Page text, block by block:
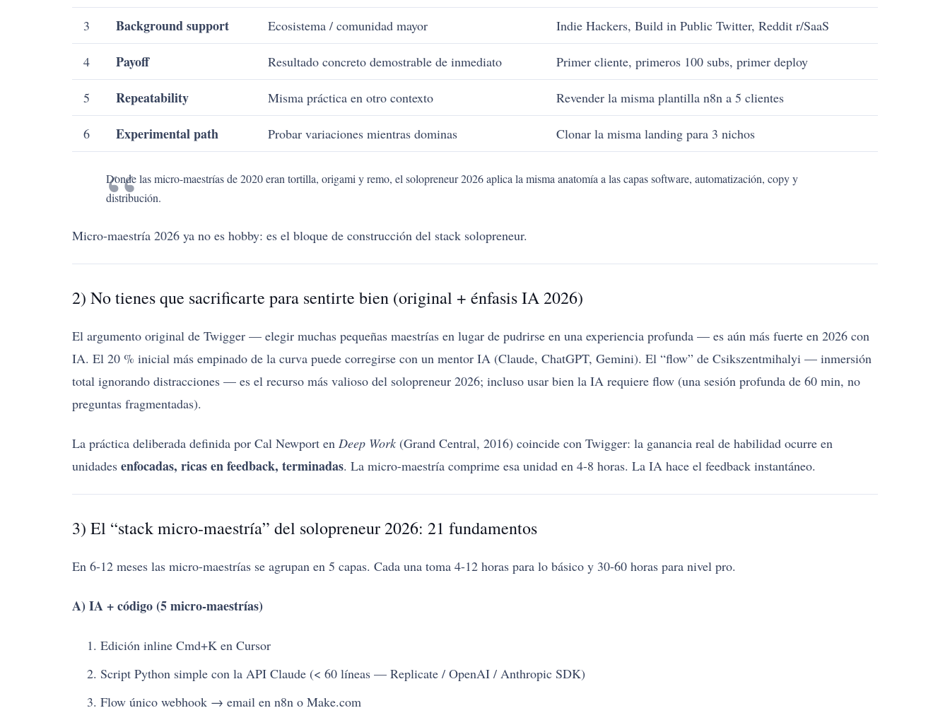
3 Background support Ecosistema / comunidad mayor Indie Hackers, Build in Public Twitter, Reddit r/SaaS
4 Payoff Resultado concreto demostrable de inmediato Primer cliente, primeros 100 subs, primer deploy
5 Repeatability Misma práctica en otro contexto Revender la misma plantilla n8n a 5 clientes
6 Experimental path Probar variaciones mientras dominas Clonar la misma landing para 3 nichos
Donde las micro-maestrías de 2020 eran tortilla, origami y remo, el solopreneur 2026 aplica la misma anatomía a las capas software, automatización, copy y
distribución.
Micro-maestría 2026 ya no es hobby: es el bloque de construcción del stack solopreneur.
2) No tienes que sacrificarte para sentirte bien (original + énfasis IA 2026)
El argumento original de Twigger — elegir muchas pequeñas maestrías en lugar de pudrirse en una experiencia profunda — es aún más fuerte en 2026 con
IA. El 20 % inicial más empinado de la curva puede corregirse con un mentor IA (Claude, ChatGPT, Gemini). El “flow” de Csikszentmihalyi — inmersión
total ignorando distracciones — es el recurso más valioso del solopreneur 2026; incluso usar bien la IA requiere flow (una sesión profunda de 60 min, no
preguntas fragmentadas).
La práctica deliberada definida por Cal Newport en Deep Work (Grand Central, 2016) coincide con Twigger: la ganancia real de habilidad ocurre en
unidades enfocadas, ricas en feedback, terminadas. La micro-maestría comprime esa unidad en 4-8 horas. La IA hace el feedback instantáneo.
3) El “stack micro-maestría” del solopreneur 2026: 21 fundamentos
En 6-12 meses las micro-maestrías se agrupan en 5 capas. Cada una toma 4-12 horas para lo básico y 30-60 horas para nivel pro.
A) IA + código (5 micro-maestrías)
Edición inline Cmd+K en Cursor
Script Python simple con la API Claude (< 60 líneas — Replicate / OpenAI / Anthropic SDK)
Flow único webhook → email en n8n o Make.com